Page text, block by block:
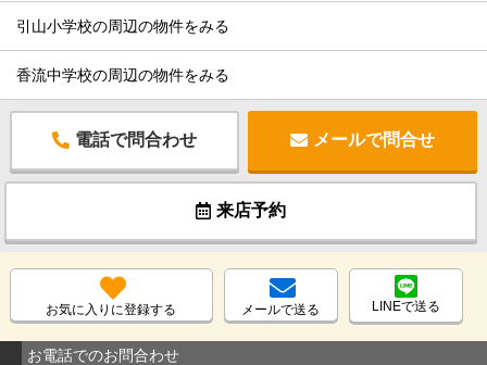
引山小学校の周辺の物件をみる
香流中学校の周辺の物件をみる
電話で問合わせ メールで問合せ
来店予約
お気に入りに登録する メールで送る LINEで送る
お電話でのお問合わせ